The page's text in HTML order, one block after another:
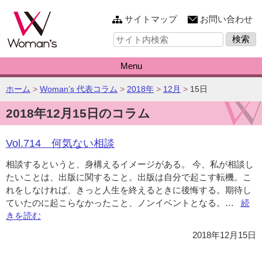
このページの本文へ
サイトマップ
お問い合わせ
サ
イ
内
検
索:
Menu
こ
の
ペ
ー
ジ
の
位
置:
ホーム > Woman’s 代表コラム > 2018年 > 12月 > 15日
2018年12月15日のコラム
Vol.714 何気ない相談
相談するというと、身構えるイメージがある。 今、私が相談し
たいことは、出版に関すること。出版は自分で起こす転機。こ
れをしなければ、きっと人生を終えるときに後悔する。期待し
ていたのに起こらなかったこと、ノンイベントとなる。…
な
続
きを読む
2018年12月15日